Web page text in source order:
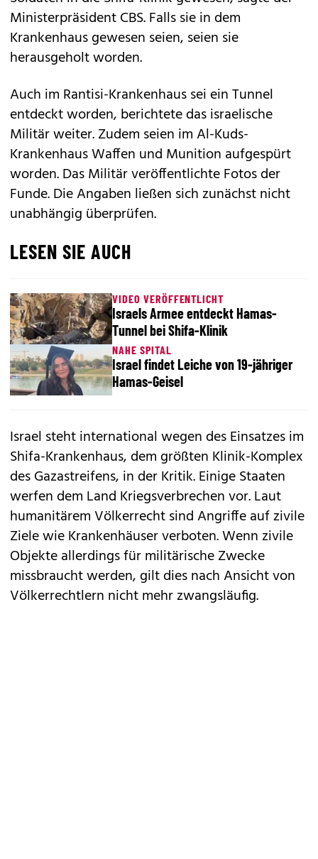
Ministerpräsident CBS. Falls sie in dem
Krankenhaus gewesen seien, seien sie
herausgeholt worden.
Auch im Rantisi-Krankenhaus sei ein Tunnel
entdeckt worden, berichtete das israelische
Militär weiter. Zudem seien im Al-Kuds-
Krankenhaus Waffen und Munition aufgespürt
worden. Das Militär veröffentlichte Fotos der
Funde. Die Angaben ließen sich zunächst nicht
unabhängig überprüfen.
LESEN SIE AUCH
VIDEO VERÖFFENTLICHT
Israels Armee entdeckt Hamas-
Tunnel bei Shifa-Klinik
NAHE SPITAL
Israel findet Leiche von 19-jähriger
Hamas-Geisel
Israel steht international wegen des Einsatzes im
Shifa-Krankenhaus, dem größten Klinik-Komplex
des Gazastreifens, in der Kritik. Einige Staaten
werfen dem Land Kriegsverbrechen vor. Laut
humanitärem Völkerrecht sind Angriffe auf zivile
Ziele wie Krankenhäuser verboten. Wenn zivile
Objekte allerdings für militärische Zwecke
missbraucht werden, gilt dies nach Ansicht von
Völkerrechtlern nicht mehr zwangsläufig.